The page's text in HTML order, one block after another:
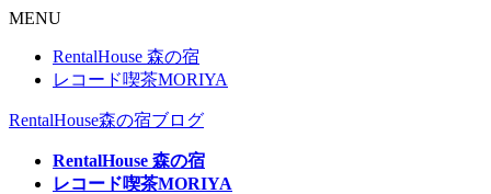
MENU
RentalHouse 森の宿
レコード喫茶MORIYA
RentalHouse森の宿ブログ
RentalHouse 森の宿
レコード喫茶MORIYA